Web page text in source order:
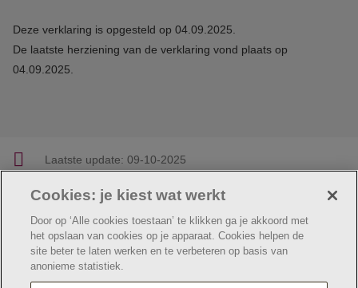
Deze verklaring is opgesteld op 04.09.2025.
De laatste herziening van de verklaring vond plaats op
04.09.2025.
Laatste update: 09-10-2025
© Jeugdzorg Emmaüs
Cookie verklaring Privacybeleid
Cookies: je kiest wat werkt
Door op ‘Alle cookies toestaan’ te klikken ga je akkoord met
het opslaan van cookies op je apparaat. Cookies helpen de
site beter te laten werken en te verbeteren op basis van
anonieme statistiek.